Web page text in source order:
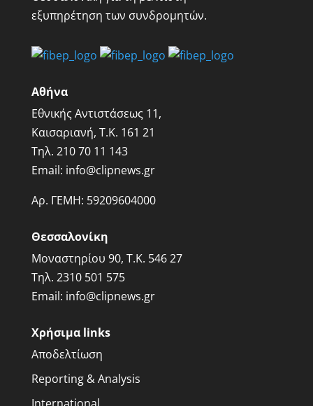
εξυπηρέτηση των συνδρομητών.
Αθήνα
Εθνικής Αντιστάσεως 11,
Καισαριανή, Τ.Κ. 161 21
Τηλ. 210 70 11 143
Email: info@clipnews.gr
Αρ. ΓΕΜΗ: 59209604000
Θεσσαλονίκη
Μοναστηρίου 90, Τ.Κ. 546 27
Τηλ. 2310 501 575
Email: info@clipnews.gr
Χρήσιμα links
Αποδελτίωση
Reporting & Analysis